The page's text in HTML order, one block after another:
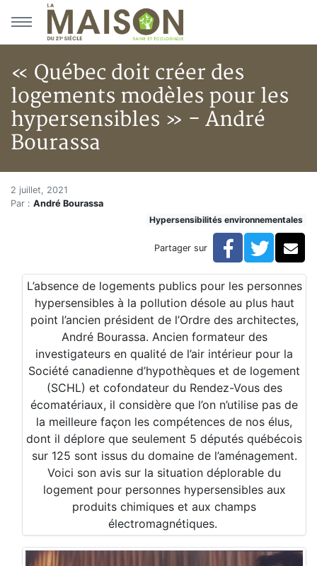
Aller au menu principal
Aller au contenu principal
« Québec doit créer des
logements modèles pour les
hypersensibles » - André
Bourassa
Accueil
Articles
Hypersensibilités environnementales
« Québec doit créer des logements modèles pour
« Québec doit créer des
2 juillet, 2021
Par : André Bourassa
Hypersensibilités environnementales
Partager sur Facebook
L’absence de logements publics pour les personnes
hypersensibles à la pollution désole au plus haut
point l’ancien président de l’Ordre des architectes,
André Bourassa. Ancien formateur des
investigateurs en qualité de l’air intérieur pour la
Société canadienne d’hypothèques et de logement
(SCHL) et cofondateur du Rendez-Vous des
écomatériaux, il considère que l’on n’utilise pas de
la meilleure façon les compétences de nos élus,
dont il déplore que seulement 5 députés québécois
sur 125 sont issus du domaine de l’aménagement.
Voici son avis sur la situation déplorable du
logement pour personnes hypersensibles aux
produits chimiques et aux champs
électromagnétiques.